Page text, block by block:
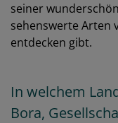
seiner
sehenswerte Arten
entdecken gibt.
In welchem
Bora,